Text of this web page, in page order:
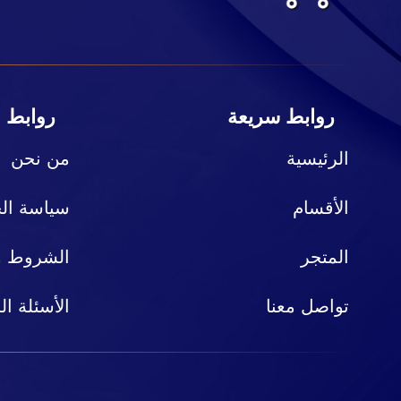
روابط سريعة
الرئيسية
الأقسام
المتجر
تواصل معنا
روابط
من نحن
سياسة
الشروط
الأسئلة